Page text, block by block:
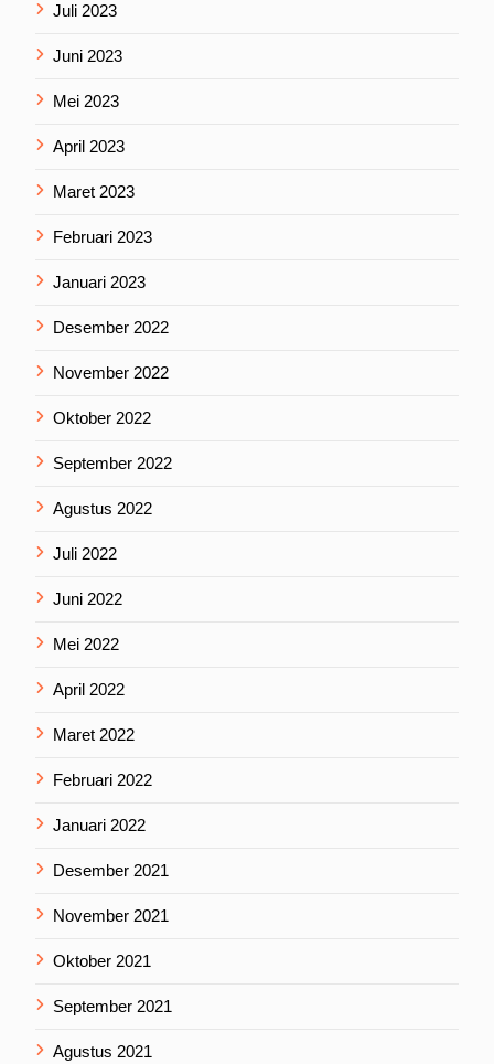
Juli 2023
Juni 2023
Mei 2023
April 2023
Maret 2023
Februari 2023
Januari 2023
Desember 2022
November 2022
Oktober 2022
September 2022
Agustus 2022
Juli 2022
Juni 2022
Mei 2022
April 2022
Maret 2022
Februari 2022
Januari 2022
Desember 2021
November 2021
Oktober 2021
September 2021
Agustus 2021